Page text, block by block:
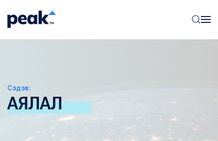
Сэдэв:
АЯЛАЛ